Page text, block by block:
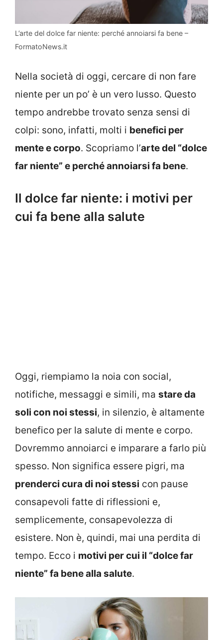
L’arte del dolce far niente: perché annoiarsi fa bene –
FormatoNews.it
Nella società di oggi, cercare di non fare
niente per un po’ è un vero lusso. Questo
tempo andrebbe trovato senza sensi di
colpi: sono, infatti, molti i benefici per
mente e corpo. Scopriamo l’arte del “dolce
far niente” e perché annoiarsi fa bene.
Il dolce far niente: i motivi per
cui fa bene alla salute
Oggi, riempiamo la noia con social,
notifiche, messaggi e simili, ma stare da
soli con noi stessi, in silenzio, è altamente
benefico per la salute di mente e corpo.
Dovremmo annoiarci e imparare a farlo più
spesso. Non significa essere pigri, ma
prenderci cura di noi stessi con pause
consapevoli fatte di riflessioni e,
semplicemente, consapevolezza di
esistere. Non è, quindi, mai una perdita di
tempo. Ecco i motivi per cui il “dolce far
niente” fa bene alla salute.